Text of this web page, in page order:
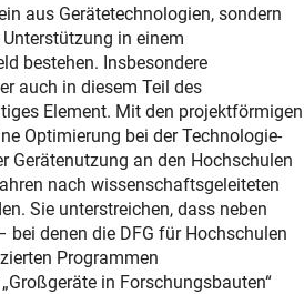
aus Gerätetechnologien, sondern
in einem
bestehen. Insbesondere
auch in diesem Teil des
Element. Mit den projektförmigen
Optimierung bei der Technologie-
Gerätenutzung an den Hochschulen
nach wissenschaftsgeleiteten
Sie unterstreichen, dass neben
denen die DFG für Hochschulen
Programmen
in Forschungsbauten“